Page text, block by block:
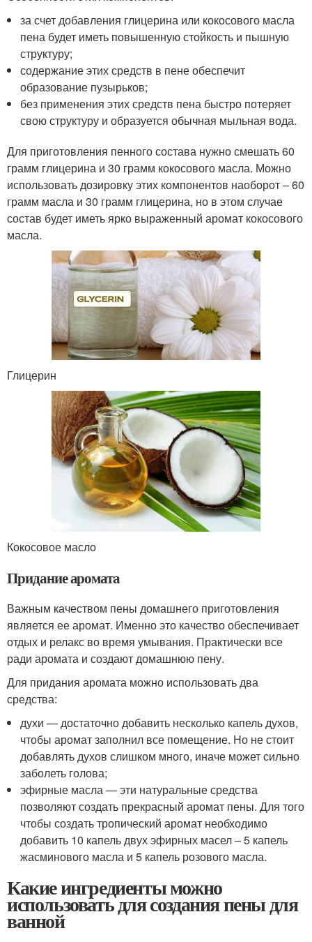
за счет добавления глицерина или кокосового масла
пена будет иметь повышенную стойкость и пышную
структуру;
содержание этих средств в пене обеспечит
образование пузырьков;
без применения этих средств пена быстро потеряет
свою структуру и образуется обычная мыльная вода.
Для приготовления пенного состава нужно смешать 60
грамм глицерина и 30 грамм кокосового масла. Можно
использовать дозировку этих компонентов наоборот – 60
грамм масла и 30 грамм глицерина, но в этом случае
состав будет иметь ярко выраженный аромат кокосового
масла.
Глицерин
Кокосовое масло
Придание аромата
Важным качеством пены домашнего приготовления
является ее аромат. Именно это качество обеспечивает
отдых и релакс во время умывания. Практически все
ради аромата и создают домашнюю пену.
Для придания аромата можно использовать два
средства:
духи — достаточно добавить несколько капель духов,
чтобы аромат заполнил все помещение. Но не стоит
добавлять духов слишком много, иначе может сильно
заболеть голова;
эфирные масла — эти натуральные средства
позволяют создать прекрасный аромат пены. Для того
чтобы создать тропический аромат необходимо
добавить 10 капель двух эфирных масел – 5 капель
жасминового масла и 5 капель розового масла.
Какие ингредиенты можно
использовать для создания пены для
ванной